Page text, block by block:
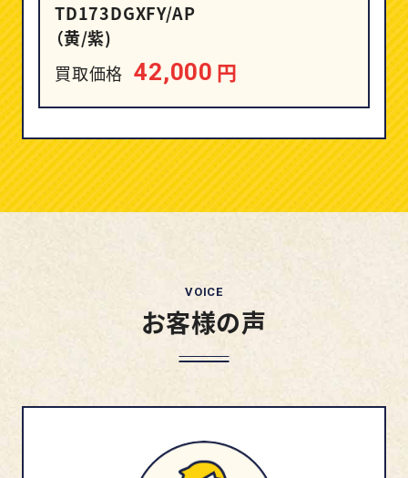
TD173DGXFY/AP
（黄/紫)
買取価格 42,000 円
VOICE
お客様の声